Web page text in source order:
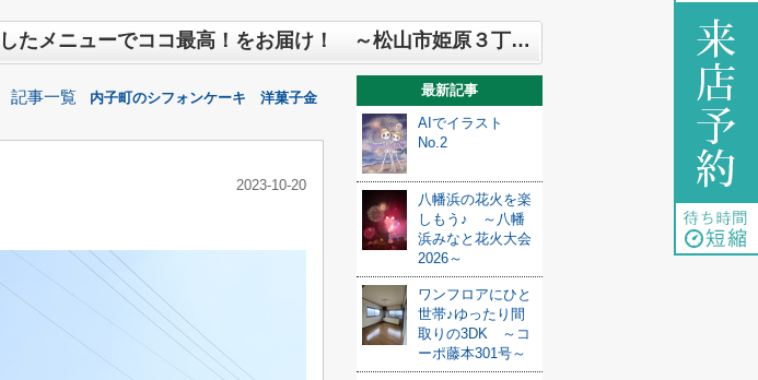
複数の店舗からなる問屋町バルズ「味・雰囲気・充実したメニューでココ最高！をお届け！ ～松山市姫原３丁目～
記事一覧
内子町のシフォンケーキ 洋菓子金
2023-10-20
最新記事
AIでイラスト
No.2
八幡浜の花火を楽
しもう♪ ～八幡
浜みなと花火大会
2026～
ワンフロアにひと
世帯♪ゆったり間
取りの3DK ～コ
ーポ藤本301号～